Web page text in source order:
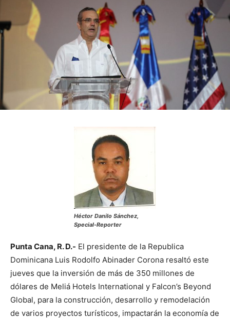
Héctor Danilo Sánchez,
Special-Reporter
Punta Cana, R. D.- El presidente de la Republica
Dominicana Luis Rodolfo Abinader Corona resaltó este
jueves que la inversión de más de 350 millones de
dólares de Meliá Hotels International y Falcon’s Beyond
Global, para la construcción, desarrollo y remodelación
de varios proyectos turísticos, impactarán la economía de